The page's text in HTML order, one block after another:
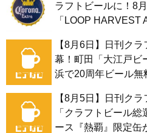
ラフトビールに！8
「LOOP HARVEST
【8月6日】日刊ク
幕！町田「大江戸ビ
浜で20周年ビール無
【8月5日】日刊ク
「クラフトビール
ース『熱覇』限定缶